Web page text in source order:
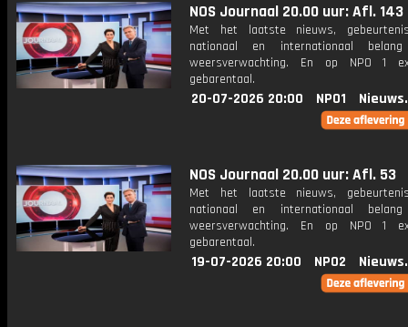
NOS Journaal 20.00 uur: Afl. 143
Met het laatste nieuws,
nationaal en internationaal
weersverwachting. En op NPO 1
gebarentaal.
20-07-2026 20:00 NPO1
NOS Journaal 20.00 uur: Afl. 53
Met het laatste nieuws,
nationaal en internationaal
weersverwachting. En op NPO 1
gebarentaal.
19-07-2026 20:00 NPO2